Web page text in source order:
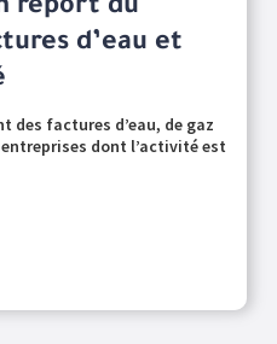
report du
d’eau et
des factures d’eau, de gaz
dont l’activité est